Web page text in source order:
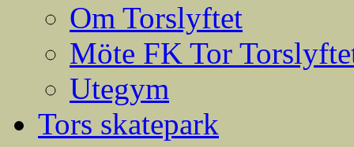
Om Torslyftet
Möte FK Tor
Utegym
Tors skatepark